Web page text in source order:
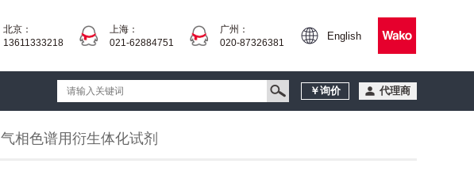
北京：
13611333218
上海：
021-62884751
广州：
020-87326381
English
￥询价 代理商
气相色谱用衍生体化试剂